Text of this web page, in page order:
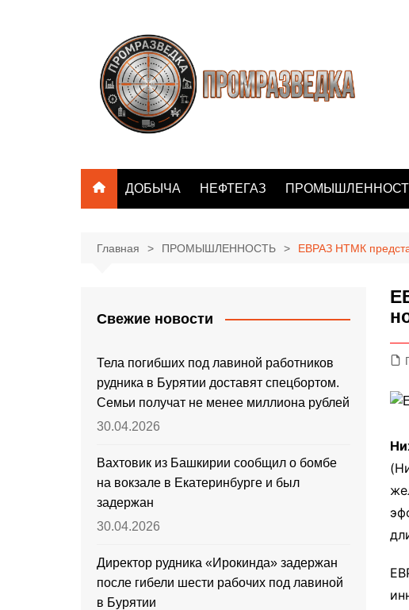
ДОБЫЧА НЕФТЕГАЗ
Главная ПРОМЫШЛЕННОСТЬ ЕВРАЗ НТМК
Свежие новости
Тела погибших под лавиной работников
рудника в Бурятии доставят спецбортом.
Семьи получат не менее миллиона рублей
30.04.2026
Вахтовик из Башкирии сообщил о бомбе
на вокзале в Екатеринбурге и был
задержан
30.04.2026
Директор рудника «Ирокинда» задержан
после гибели шести рабочих под лавиной
в Бурятии